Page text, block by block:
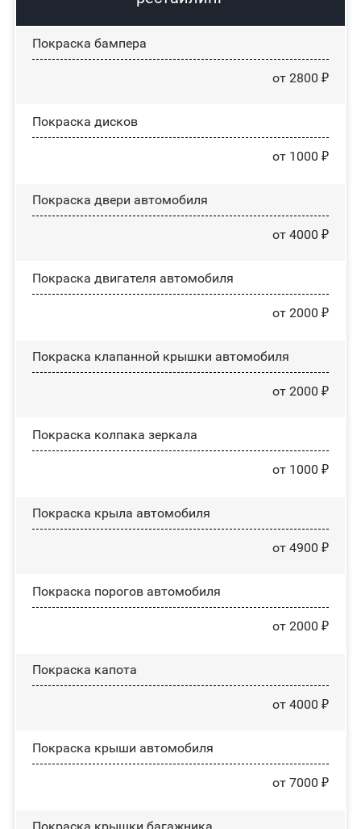
Покраска бампера
от 2800 ₽
Покраска дисков
от 1000 ₽
Покраска двери автомобиля
от 4000 ₽
Покраска двигателя автомобиля
от 2000 ₽
Покраска клапанной крышки автомобиля
от 2000 ₽
Покраска колпака зеркала
от 1000 ₽
Покраска крыла автомобиля
от 4900 ₽
Покраска порогов автомобиля
от 2000 ₽
Покраска капота
от 4000 ₽
Покраска крыши автомобиля
от 7000 ₽